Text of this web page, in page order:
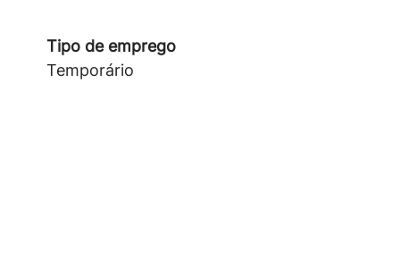
Tipo de emprego
Temporário